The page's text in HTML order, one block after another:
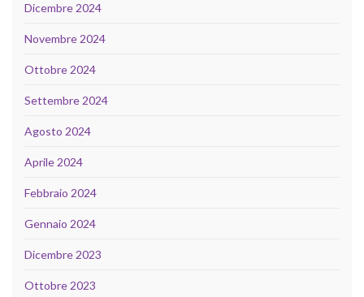
Dicembre 2024
Novembre 2024
Ottobre 2024
Settembre 2024
Agosto 2024
Aprile 2024
Febbraio 2024
Gennaio 2024
Dicembre 2023
Ottobre 2023